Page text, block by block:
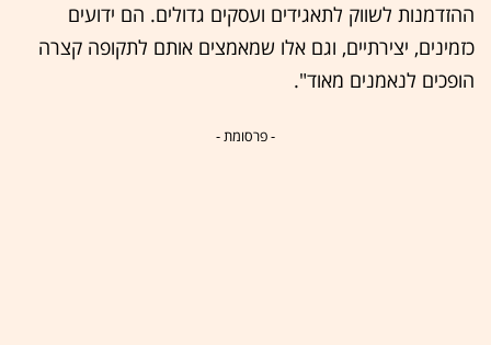
ההזדמנות לשווק לתאגידים ועסקים גדולים. הם ידועים
כזמינים, יצירתיים, וגם אלו שמאמצים אותם לתקופה קצרה
הופכים לנאמנים מאוד".
- פרסומת -